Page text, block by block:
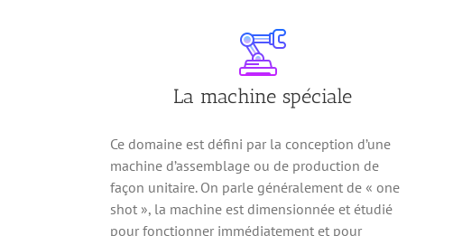
La machine spéciale
Ce domaine est défini par la conception d’une
machine d’assemblage ou de production de
façon unitaire. On parle généralement de « one
shot », la machine est dimensionnée et étudié
pour fonctionner immédiatement et pour